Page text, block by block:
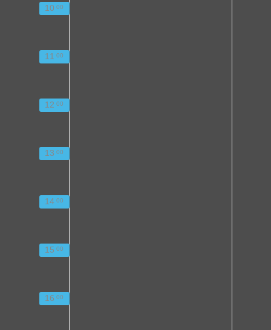
10 00
11 00
12 00
13 00
14 00
15 00
16 00